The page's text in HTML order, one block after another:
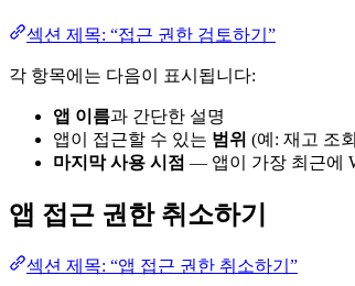
섹션 제목: “접근 권한 검토하기”
각 항목에는 다음이 표시됩니다:
앱 이름과 간단한 설명
앱이 접근할 수 있는 범위 (예: 재고 조
마지막 사용 시점 — 앱이 가장 최근에
앱 접근 권한 취소하기
섹션 제목: “앱 접근 권한 취소하기”